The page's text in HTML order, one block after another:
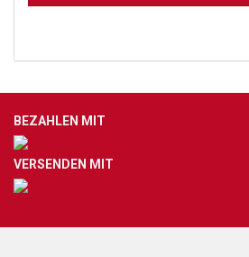
BEZAHLEN MIT
VERSENDEN MIT